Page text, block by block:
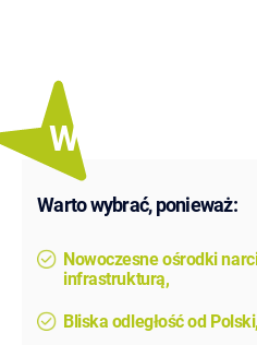
Włochy
Warto wybrać, ponieważ:
Nowoczesne ośrodki
infrastrukturą,
Bliska odległość od Polski,